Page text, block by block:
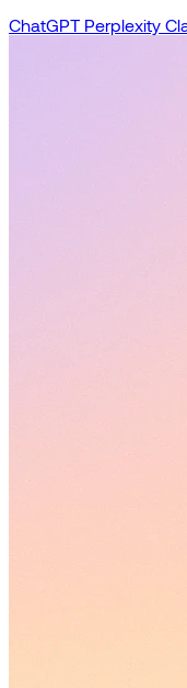
ChatGPT Perplexity